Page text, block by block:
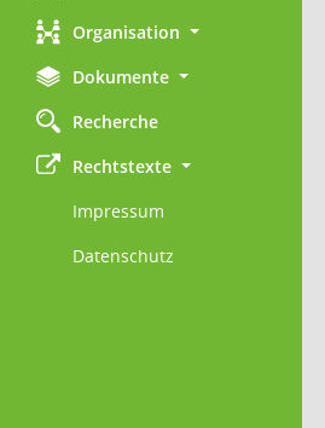
Organisation
Dokumente
Recherche
Rechtstexte
Impressum
Datenschutz